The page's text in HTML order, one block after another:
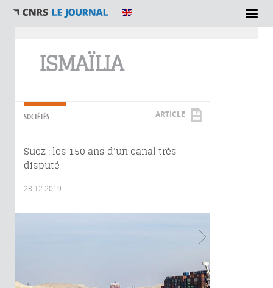
ISMAÏLIA
SOCIÉTÉS ARTICLE
Suez : les 150 ans d’un canal très
disputé
23.12.2019